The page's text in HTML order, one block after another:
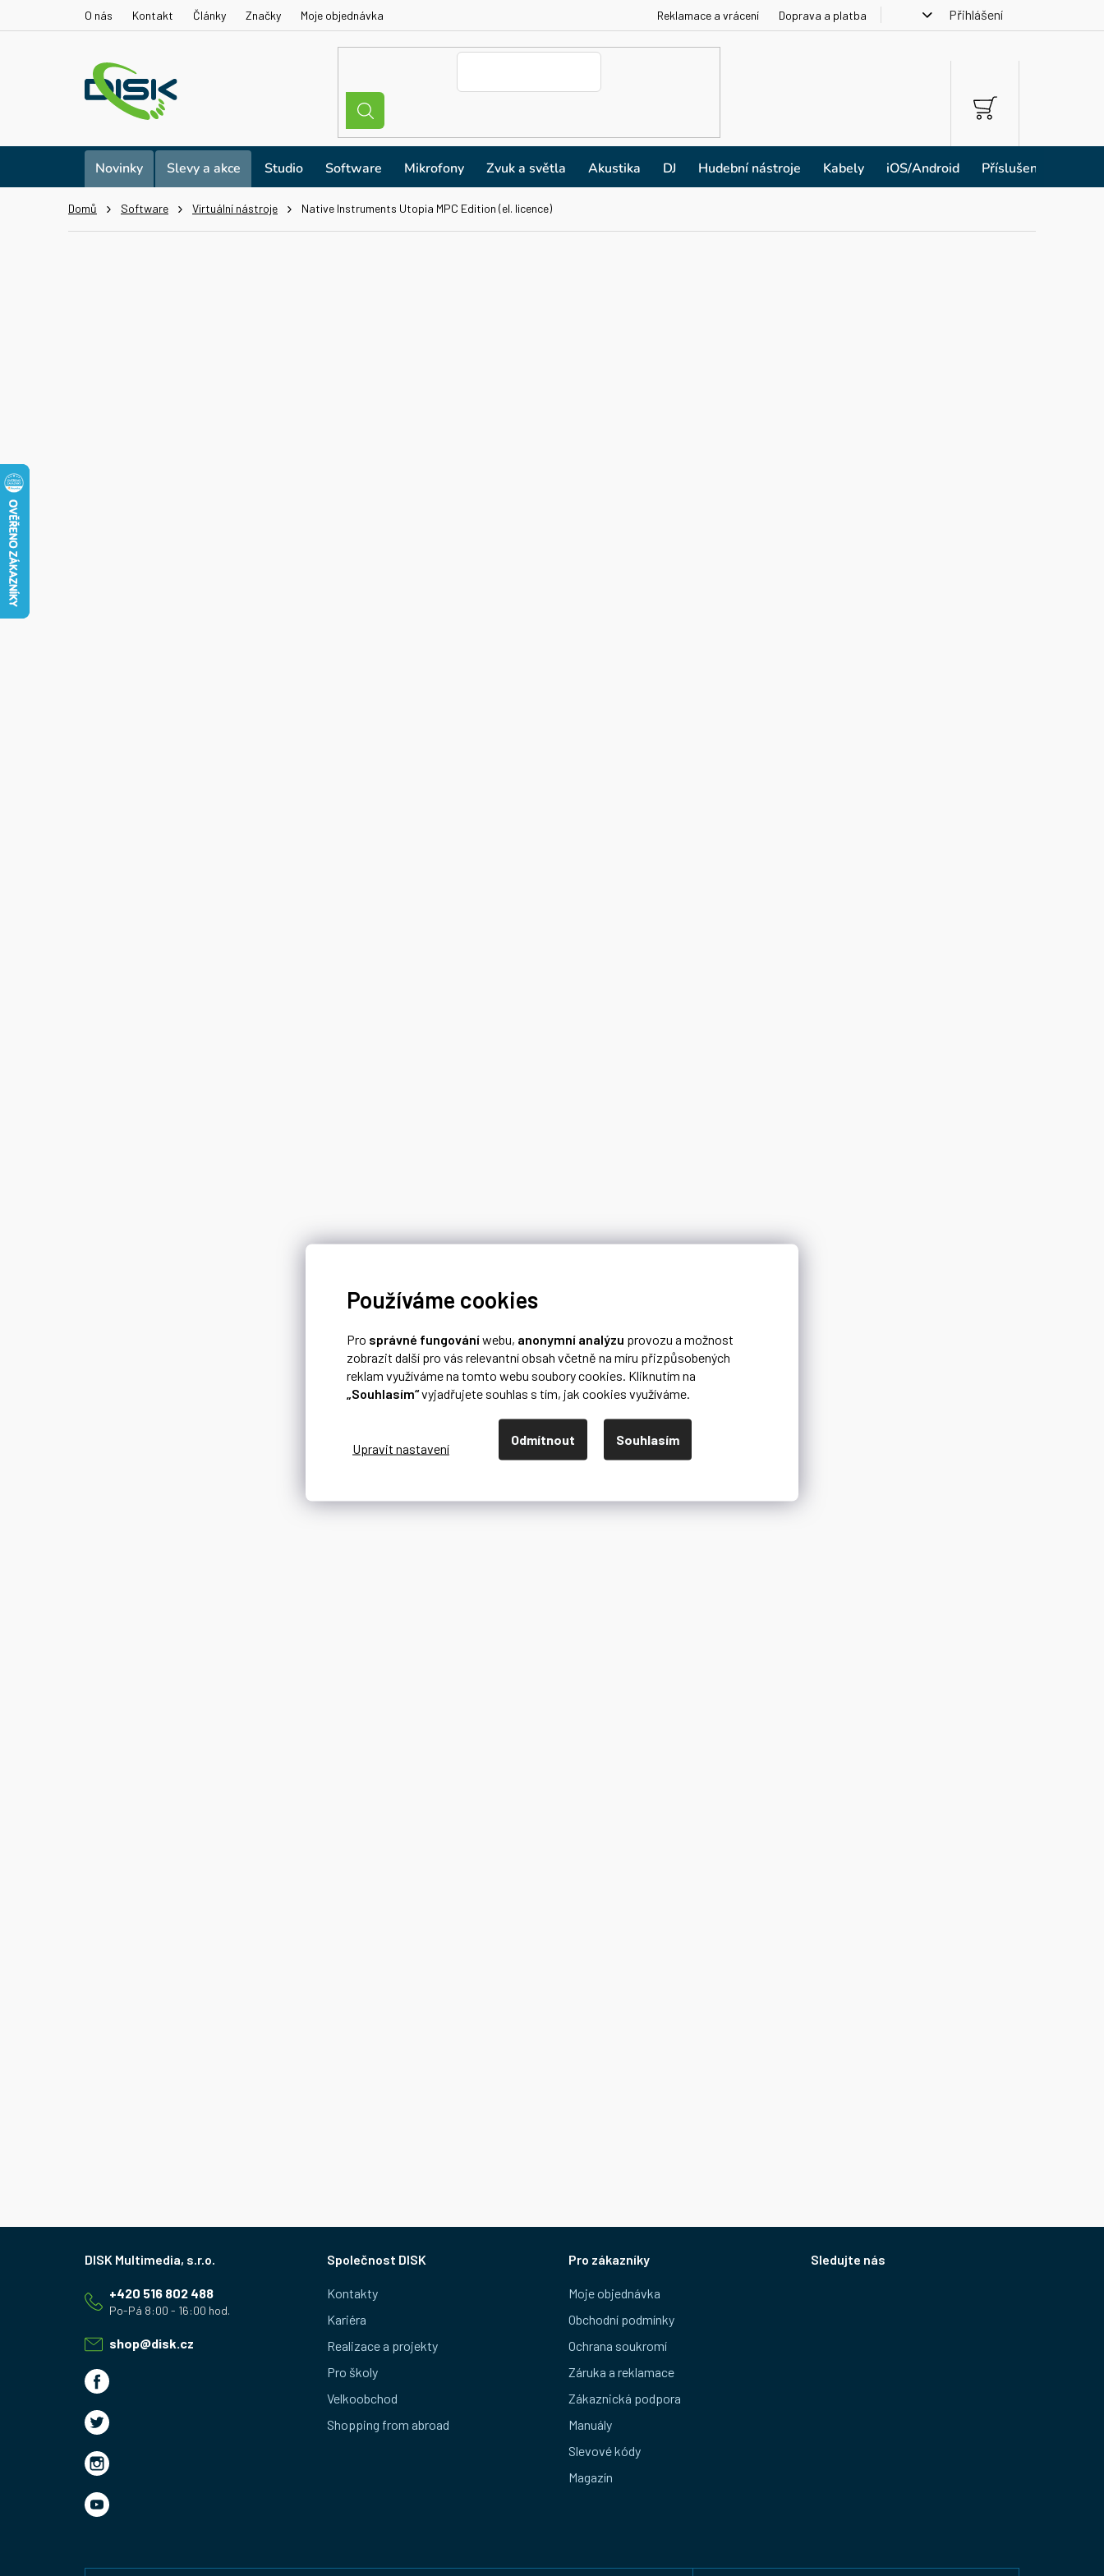
Používáme cookies
Pro správné fungováníwebu, anonymní analýzu provozu a možnost
zobrazit další pro vás relevantní obsah včetně na míru přizpůsobených
reklam využíváme na tomto webu soubory cookies. Kliknutím na
„Souhlasím“vyjadřujete souhlas s tím, jak cookies využíváme.
Odmítnout Souhlasím
O nás Kontakt Články Značky Moje objednávka Reklamace a vrácení Doprava a platba Přihlášení
NÁKUPNÍ
KOŠÍK
Novinky Slevy a akce Studio Software Mikrofony Zvuk a světla Akustika DJ Hudební nástroje Kabely iOS/Android Příslušenství
Domů Software Virtuální nástroje Native Instruments Utopia MPC Edition (el. licence)
shop@disk.cz
+420 516 802 488
Společnost DISK
Kontakty
Kariéra
Realizace a projekty
Pro školy
Velkoobchod
Shopping from abroad
Pro zákazníky
Moje objednávka
Obchodní podmínky
Ochrana soukromí
Záruka a reklamace
Zákaznická podpora
Manuály
Slevové kódy
Magazín
Sledujte nás